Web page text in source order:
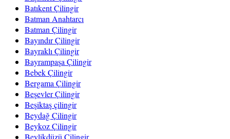
Batıkent Çilingir
Batman Anahtarcı
Batman Çilingir
Bayındır Çilingir
Bayraklı Çilingir
Bayrampaşa Çilingir
Bebek Çilingir
Bergama Çilingir
Beşevler Çilingir
Beşiktaş çilingir
Beydağ Çilingir
Beykoz Çilingir
Beylikdüzü Çilingir